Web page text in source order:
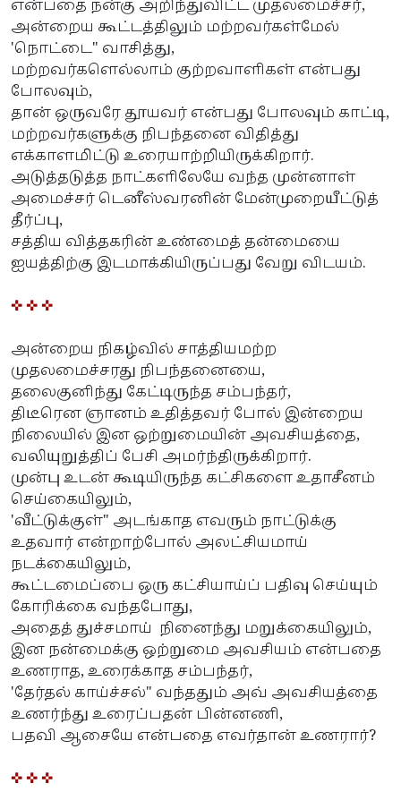
என்பதை நன்கு அறிந்துவிட்ட முதலமைச்சர்,
அன்றைய கூட்டத்திலும் மற்றவர்கள்மேல்
'நொட்டை" வாசித்து,
மற்றவர்களெல்லாம் குற்றவாளிகள் என்பது
போலவும்,
தான் ஒருவரே தூயவர் என்பது போலவும் காட்டி,
மற்றவர்களுக்கு நிபந்தனை விதித்து
எக்காளமிட்டு உரையாற்றியிருக்கிறார்.
அடுத்தடுத்த நாட்களிலேயே வந்த முன்னாள்
அமைச்சர் டெனீஸ்வரனின் மேன்முறையீட்டுத்
தீர்ப்பு,
சத்திய வித்தகரின் உண்மைத் தன்மையை
ஐயத்திற்கு இடமாக்கியிருப்பது வேறு விடயம்.
✜ ✜ ✜
அன்றைய நிகழ்வில் சாத்தியமற்ற
முதலமைச்சரது நிபந்தனையை,
தலைகுனிந்து கேட்டிருந்த சம்பந்தர்,
திடீரென ஞானம் உதித்தவர் போல் இன்றைய
நிலையில் இன ஒற்றுமையின் அவசியத்தை,
வலியுறுத்திப் பேசி அமர்ந்திருக்கிறார்.
முன்பு உடன் கூடியிருந்த கட்சிகளை உதாசீனம்
செய்கையிலும்,
'வீட்டுக்குள்" அடங்காத எவரும் நாட்டுக்கு
உதவார் என்றாற்போல் அலட்சியமாய்
நடக்கையிலும்,
கூட்டமைப்பை ஒரு கட்சியாய்ப் பதிவு செய்யும்
கோரிக்கை வந்தபோது,
அதைத் துச்சமாய் நினைந்து மறுக்கையிலும்,
இன நன்மைக்கு ஒற்றுமை அவசியம் என்பதை
உணராத, உரைக்காத சம்பந்தர்,
'தேர்தல் காய்ச்சல்" வந்ததும் அவ் அவசியத்தை
உணர்ந்து உரைப்பதன் பின்னணி,
பதவி ஆசையே என்பதை எவர்தான் உணரார்?
✜ ✜ ✜